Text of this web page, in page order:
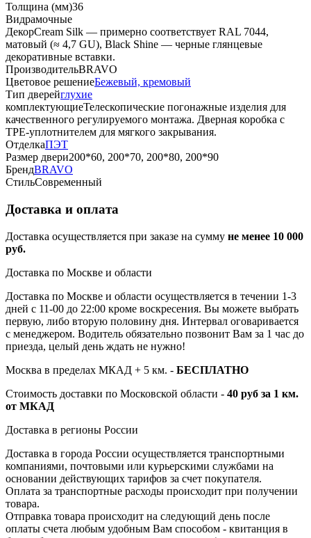
Толщина (мм)36
Видрамочные
ДекорCream Silk — примерно соответствует RAL 7044,
матовый (≈ 4,7 GU), Black Shine — черные глянцевые
декоративные вставки.
ПроизводительBRAVO
Цветовое решениеБежевый, кремовый
Тип дверейглухие
комплектующиеТелескопические погонажные изделия для
качественного регулируемого монтажа. Дверная коробка с
TPE-уплотнителем для мягкого закрывания.
ОтделкаПЭТ
Размер двери200*60, 200*70, 200*80, 200*90
БрендBRAVO
СтильСовременный
Доставка и оплата
Доставка осуществляется при заказе на сумму не менее 10 000
руб.
Доставка по Москве и области
Доставка по Москве и области осуществляется в течении 1-3
дней с 11-00 до 22:00 кроме воскресения. Вы можете выбрать
первую, либо вторую половину дня. Интервал оговаривается
с менеджером. Водитель обязательно позвонит Вам за 1 час до
приезда, целый день ждать не нужно!
Москва в пределах МКАД + 5 км. - БЕСПЛАТНО
Стоимость доставки по Московской области - 40 руб за 1 км.
от МКАД
Доставка в регионы России
Доставка в города России осуществляется транспортными
компаниями, почтовыми или курьерскими службами на
основании действующих тарифов за счет покупателя.
Оплата за транспортные расходы происходит при получении
товара.
Отправка товара происходит на следующий день после
оплаты счета любым удобным Вам способом - квитанция в